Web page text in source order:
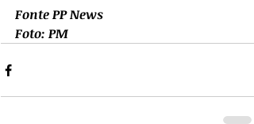
Fonte PP News
Foto: PM